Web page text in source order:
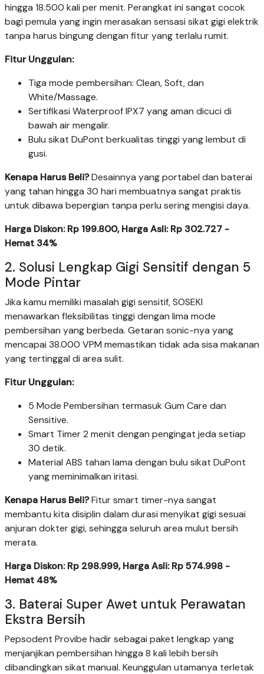
hingga 18.500 kali per menit. Perangkat ini sangat cocok
bagi pemula yang ingin merasakan sensasi sikat gigi elektrik
tanpa harus bingung dengan fitur yang terlalu rumit.
Fitur Unggulan:
Tiga mode pembersihan: Clean, Soft, dan
White/Massage.
Sertifikasi Waterproof IPX7 yang aman dicuci di
bawah air mengalir.
Bulu sikat DuPont berkualitas tinggi yang lembut di
gusi.
Kenapa Harus Beli?Desainnya yang portabel dan baterai
yang tahan hingga 30 hari membuatnya sangat praktis
untuk dibawa bepergian tanpa perlu sering mengisi daya.
Harga Diskon: Rp 199.800, Harga Asli: Rp 302.727 -
Hemat 34%
2. Solusi Lengkap Gigi Sensitif dengan 5
Mode Pintar
Jika kamu memiliki masalah gigi sensitif, SOSEKI
menawarkan fleksibilitas tinggi dengan lima mode
pembersihan yang berbeda. Getaran sonic-nya yang
mencapai 38.000 VPM memastikan tidak ada sisa makanan
yang tertinggal di area sulit.
Fitur Unggulan:
5 Mode Pembersihan termasuk Gum Care dan
Sensitive.
Smart Timer 2 menit dengan pengingat jeda setiap
30 detik.
Material ABS tahan lama dengan bulu sikat DuPont
yang meminimalkan iritasi.
Kenapa Harus Beli?Fitur smart timer-nya sangat
membantu kita disiplin dalam durasi menyikat gigi sesuai
anjuran dokter gigi, sehingga seluruh area mulut bersih
merata.
Harga Diskon: Rp 298.999, Harga Asli: Rp 574.998 -
Hemat 48%
3. Baterai Super Awet untuk Perawatan
Ekstra Bersih
Pepsodent Provibe hadir sebagai paket lengkap yang
menjanjikan pembersihan hingga 8 kali lebih bersih
dibandingkan sikat manual. Keunggulan utamanya terletak